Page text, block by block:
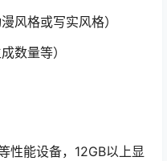
风格或写实风格）
数量等）
性能设备，12GB以上显